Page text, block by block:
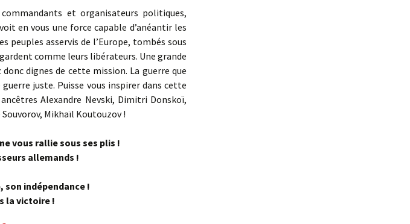
et organisateurs politiques,
en vous une force capable d’anéantir les
peuples asservis de l’Europe, tombés sous
comme leurs libérateurs. Une grande
dignes de cette mission. La guerre que
juste. Puisse vous inspirer dans cette
Alexandre Nevski, Dimitri Donskoï,
Mikhaïl Koutouzov !
vous rallie sous ses plis !
allemands !
indépendance !
la victoire !